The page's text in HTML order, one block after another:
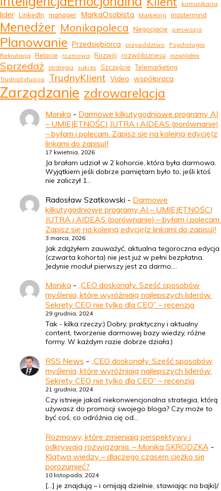
komunikacja
lider LinkedIn manager MarkaOsobista Marketing mastermind
Menedżer Monikapoleca Negocjacje perswazja
Planowanie Przedsiębiorca przywództwo
Psychologia
Rekrutacja
Relacje rozmowa Rozwój rozwójbiznesu rozwójlidera
Sprzedaż strategia sukces Szczęście Telemarketing
TrudnaSytuacja TrudnyKlient Video współpraca
Zarządzanie zdrowarelacja
Monika - Darmowe kilkutygodniowe programy AI
– UMIEJĘTNOŚCI JUTRA i AIDEAS (porównanie)
– byłam i polecam. Zapisz się na kolejną edycję(z
linkami do zapisu)!
17 kwietnia, 2026
Ja brałam udział w 2 kohorcie, która była darmowa.
Wyjątkiem jeśli dobrze pamiętam było to, jeśli ktoś
nie zaliczył 1…
Radosław Szatkowski - Darmowe
kilkutygodniowe programy AI – UMIEJĘTNOŚCI
JUTRA i AIDEAS (porównanie) – byłam i polecam.
Zapisz się na kolejną edycję(z linkami do zapisu)!
3 marca, 2026
Jak zdążyłem zauważyć, aktualna tegoroczna edycja
(czwarta kohorta) nie jest już w pełni bezpłatna.
Jedynie moduł pierwszy jest za darmo.…
Monika - „CEO doskonały. Sześć sposobów
myślenia, które wyróżniają najlepszych liderów.
Sekrety CEO nie tylko dla CEO” – recenzja
29 grudnia, 2024
Tak - kilka rzeczy:) Dobry, praktyczny i aktualny
content, tworzenie darmowej bazy wiedzy, różne
formy. W każdym razie dobrze działa:)
RSS News - „CEO doskonały. Sześć sposobów
myślenia, które wyróżniają najlepszych liderów.
Sekrety CEO nie tylko dla CEO” – recenzja
21 grudnia, 2024
Czy istnieje jakaś niekonwencjonalna strategia, którą
używasz do promocji swojego bloga? Czy może to
być coś, co odróżnia cię od…
Rozmowy, które zmieniają perspektywy i
odkrywają rozwiązania. – Monika SKRODZKA -
Klątwa wiedzy – dlaczego czasem ciężko się
porozumieć?
10 listopada, 2024
[…] je znajdują – i omijają dzielnie, stawiając na bajki)/